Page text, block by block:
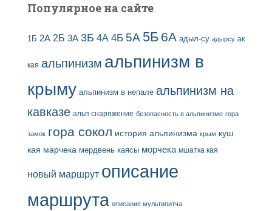
Популярное на сайте
1Б 2А 2Б 3А 3Б 4А 4Б 5А 5Б 6А адыл-су адырсу ак
кая альпинизм альпинизм в
крыму альпинизм в непале альпинизм на
кавказе альп снаряжение безопасность в альпинизме гора
замок гора сокол история альпинизма крым куш
кая марчека мердвень каясы морчека мшатка кая
новый маршрут описание
маршрута описание мультипитча